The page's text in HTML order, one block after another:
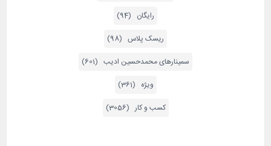
رایگان (94)
ریسک پلاس (98)
سمینارهای محمدحسین ادیب (601)
ویژه (361)
کسب و کار (3056)